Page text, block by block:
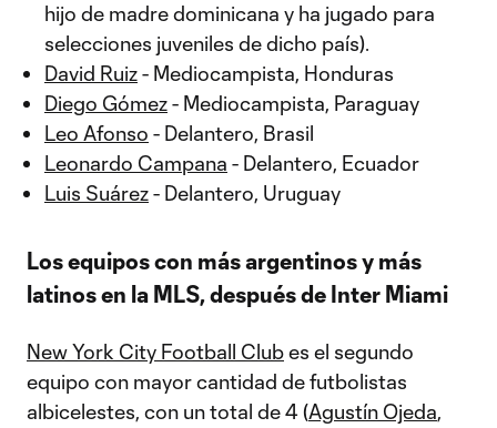
hijo de madre dominicana y ha jugado para
selecciones juveniles de dicho país).
David Ruiz- Mediocampista, Honduras
Diego Gómez- Mediocampista, Paraguay
Leo Afonso - Delantero, Brasil
Leonardo Campana - Delantero, Ecuador
Luis Suárez- Delantero, Uruguay
Los equipos con más argentinos y más
latinos en la MLS, después de Inter Miami
New York City Football Clubes el segundo
equipo con mayor cantidad de futbolistas
albicelestes, con un total de 4 (Agustín Ojeda,